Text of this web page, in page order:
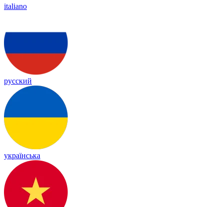
italiano
русский
українська